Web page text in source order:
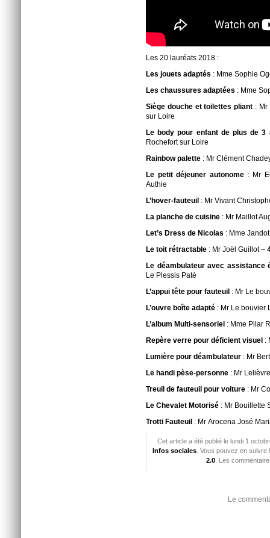
Les 20 lauréats 2018 :
Les jouets adaptés : Mme Sophie
Les chaussures adaptées : Mme
Siège douche et toilettes pliant : Mr
sur Loire
Le body pour enfant de plus de
Rochefort sur Loire
Rainbow palette : Mr Clément
Le petit déjeuner autonome : Mr
Authie
L’hover-fauteuil : Mr Vivant
La planche de cuisine : Mr Maillot
Let’s Dress de Nicolas : Mme
Le toit rétractable : Mr Joël Guillot –
Le déambulateur avec assistance
Le Plessis Paté
L’appui tête pour fauteuil : Mr Le
L’ouvre boîte adapté : Mr Le bouvier
L’album Multi-sensoriel : Mme Pilar
Repère verre pour déficient visuel :
Lumière pour déambulateur : Mr
Le handi pèse-personne : Mr
Treuil de fauteuil pour voiture : Mr
Le Chevalet Motorisé : Mr Bouillette
Trotti Fauteuil : Mr Arocena José
Cet article a été publié le lundi 1
Infos sociales . Vous pouvez en
2.0 . Les
Le